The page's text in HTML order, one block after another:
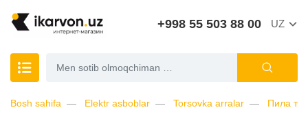
+998 55 503 88 00 UZ
Bosh sahifa Elektr asboblar Torsovka arralar Пила